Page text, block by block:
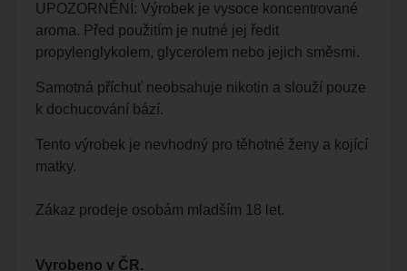
UPOZORNĚNÍ: Výrobek je vysoce koncentrované
aroma. Před použitím je nutné jej ředit
propylenglykolem, glycerolem nebo jejich směsmi.
Samotná příchuť neobsahuje nikotin a slouží pouze
k dochucování bází.
Tento výrobek je nevhodný pro těhotné ženy a kojící
matky.
Zákaz prodeje osobám mladším 18 let.
Vyrobeno v ČR.